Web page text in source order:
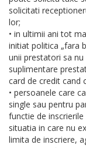
solicitati
lor;
• in ultimii ani tot
initiat politica „fara
unii prestatori sa nu
suplimentare
card de credit cand
• persoanele care
single sau pentru
functie de
situatia in care nu
limita de inscriere,